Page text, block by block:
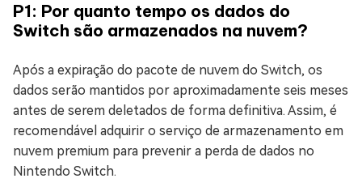
P1: Por quanto tempo os dados do
Switch são armazenados na nuvem?
Após a expiração do pacote de nuvem do Switch, os
dados serão mantidos por aproximadamente seis meses
antes de serem deletados de forma definitiva. Assim, é
recomendável adquirir o serviço de armazenamento em
nuvem premium para prevenir a perda de dados no
Nintendo Switch.